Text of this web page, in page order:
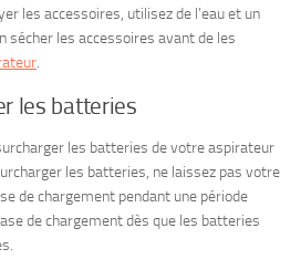
les accessoires, utilisez de l’eau et un
sécher les accessoires avant de les
.
les batteries
les batteries de votre aspirateur
les batteries, ne laissez pas votre
de chargement pendant une période
de chargement dès que les batteries